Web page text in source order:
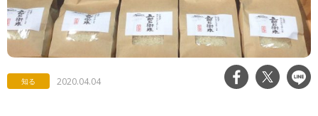
知る 2020.04.04